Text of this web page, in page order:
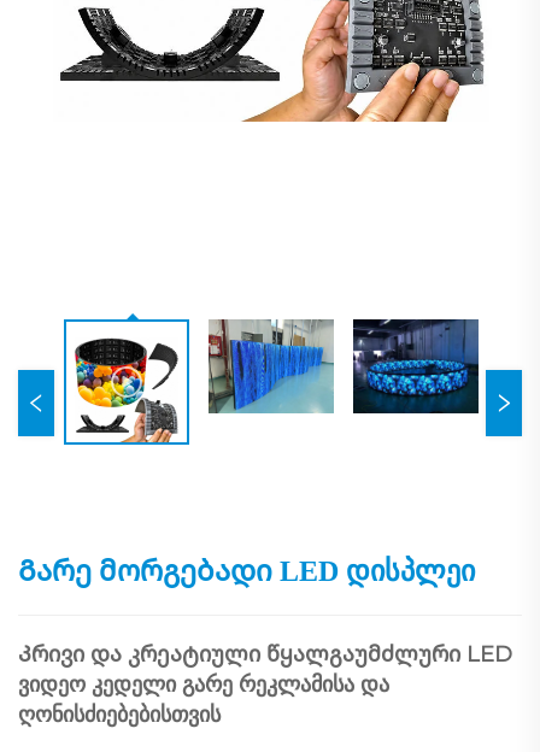
Გარე მორგებადი LED დისპლეი
Კრივი და კრეატიული წყალგაუმძლური LED
ვიდეო კედელი გარე რეკლამისა და
ღონისძიებებისთვის